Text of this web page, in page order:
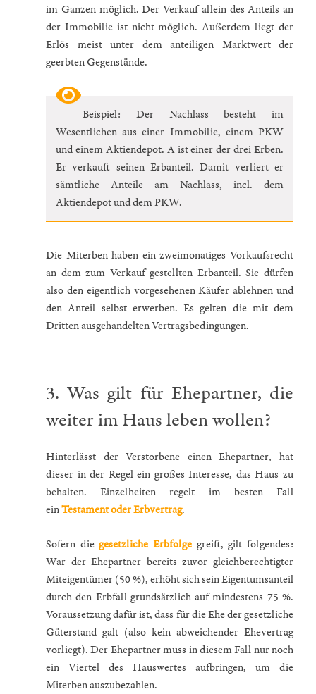
im Ganzen möglich. Der Verkauf allein des Anteils an
der Immobilie ist nicht möglich. Außerdem liegt der
Erlös meist unter dem anteiligen Marktwert der
geerbten Gegenstände.
Beispiel: Der Nachlass besteht im
Wesentlichen aus einer Immobilie, einem PKW
und einem Aktiendepot. A ist einer der drei Erben.
Er verkauft seinen Erbanteil. Damit verliert er
sämtliche Anteile am Nachlass, incl. dem
Aktiendepot und dem PKW.
Die Miterben haben ein zweimonatiges Vorkaufsrecht
an dem zum Verkauf gestellten Erbanteil. Sie dürfen
also den eigentlich vorgesehenen Käufer ablehnen und
den Anteil selbst erwerben. Es gelten die mit dem
Dritten ausgehandelten Vertragsbedingungen.
3. Was gilt für Ehepartner, die
weiter im Haus leben wollen?
Hinterlässt der Verstorbene einen Ehepartner, hat
dieser in der Regel ein großes Interesse, das Haus zu
behalten. Einzelheiten regelt im besten Fall
einTestament oder Erbvertrag.
Sofern diegesetzliche Erbfolge greift, gilt folgendes:
War der Ehepartner bereits zuvor gleichberechtigter
Miteigentümer (50 %), erhöht sich sein Eigentumsanteil
durch den Erbfall grundsätzlich auf mindestens 75 %.
Voraussetzung dafür ist, dass für die Ehe der gesetzliche
Güterstand galt (also kein abweichender Ehevertrag
vorliegt). Der Ehepartner muss in diesem Fall nur noch
ein Viertel des Hauswertes aufbringen, um die
Miterben auszubezahlen.